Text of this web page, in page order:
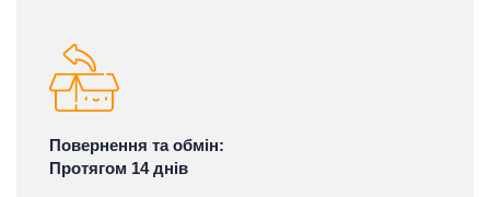
Повернення та обмін:
Протягом 14 днів